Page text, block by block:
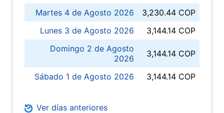
Martes 4 de Agosto 2026
3,230.44 COP
Lunes 3 de Agosto 2026
3,144.14 COP
Domingo 2 de Agosto
2026
3,144.14 COP
Sábado 1 de Agosto 2026 3,144.14 COP
Ver días anteriores